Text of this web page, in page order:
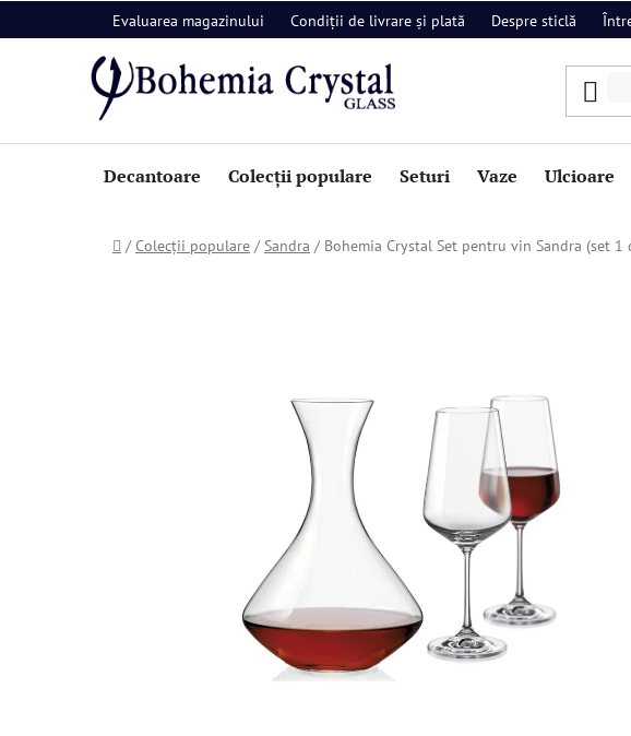
la
Evaluarea magazinului Condiții de livrare și plată Despre sticlă
Decantoare Colecții populare Seturi Vaze Ulcioare
Acasă
/ Colecții populare / Sandra / Bohemia Crystal Set pentru vin Sandra (set 1